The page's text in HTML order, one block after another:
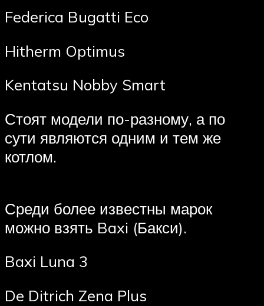
Federica Bugatti Eco
Hitherm Optimus
Kentatsu Nobby Smart
Стоят модели по-разному, а по
сути являются одним и тем же
котлом.
Среди более известны марок
можно взять Baxi (Бакси).
Baxi Luna 3
De Ditrich Zena Plus